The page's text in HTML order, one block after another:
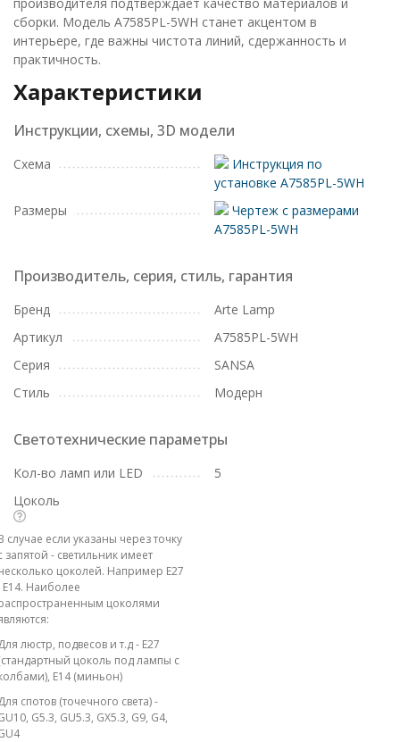
сборки. Модель A7585PL-5WH станет акцентом в
интерьере, где важны чистота линий, сдержанность и
практичность.
Характеристики
Инструкции, схемы, 3D модели
Схема
Инструкция по
установке A7585PL-5WH
Размеры
Чертеж с размерами
A7585PL-5WH
Производитель, серия, стиль, гарантия
Бренд
Arte Lamp
Артикул
A7585PL-5WH
Серия
SANSA
Стиль
Модерн
Светотехнические параметры
Кол-во ламп или LED
5
Цоколь
случае если указаны через точку
запятой - светильник имеет
цоколей. Например E27
E14. Наиболее
цоколями
люстр, подвесов и т.д - E27
цоколь под лампы с
E14 (миньон)
спотов (точечного света) -
G5.3, GU5.3, GX5.3, G9, G4,